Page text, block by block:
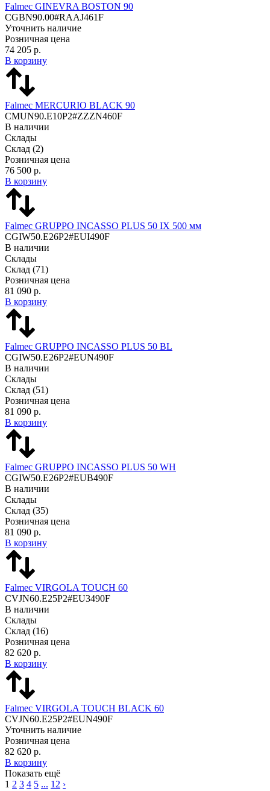
Falmec GINEVRA BOSTON 90
CGBN90.00#RAAJ461F
Уточнить наличие
Розничная цена
74 205 р.
В корзину
Falmec MERCURIO BLACK 90
CMUN90.E10P2#ZZZN460F
В наличии
Склады
Склад (2)
Розничная цена
76 500 р.
В корзину
Falmec GRUPPO INCASSO PLUS 50 IX 500 мм
CGIW50.E26P2#EUI490F
В наличии
Склады
Склад (71)
Розничная цена
81 090 р.
В корзину
Falmec GRUPPO INCASSO PLUS 50 BL
CGIW50.E26P2#EUN490F
В наличии
Склады
Склад (51)
Розничная цена
81 090 р.
В корзину
Falmec GRUPPO INCASSO PLUS 50 WH
CGIW50.E26P2#EUB490F
В наличии
Склады
Склад (35)
Розничная цена
81 090 р.
В корзину
Falmec VIRGOLA TOUCH 60
CVJN60.E25P2#EU3490F
В наличии
Склады
Склад (16)
Розничная цена
82 620 р.
В корзину
Falmec VIRGOLA TOUCH BLACK 60
CVJN60.E25P2#EUN490F
Уточнить наличие
Розничная цена
82 620 р.
В корзину
Показать ещё
1 2 3 4 5 ... 12 ›